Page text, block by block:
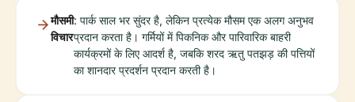
मौसमी
विचार
: पार्क साल भर सुंदर है, लेकिन प्रत्येक मौसम एक अलग अनुभव
प्रदान करता है। गर्मियों में पिकनिक और पारिवारिक बाहरी
कार्यक्रमों के लिए आदर्श है, जबकि शरद ऋतु पतझड़ की पत्तियों
का शानदार प्रदर्शन प्रदान करती है।